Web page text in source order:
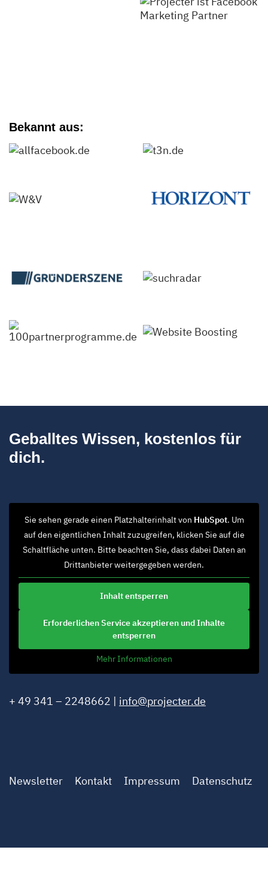
Bekannt aus:
Geballtes Wissen, kostenlos für
dich.
Sie sehen gerade einen Platzhalterinhalt von HubSpot. Um
auf den eigentlichen Inhalt zuzugreifen, klicken Sie auf die
Schaltfläche unten. Bitte beachten Sie, dass dabei Daten an
Drittanbieter weitergegeben werden.
Inhalt entsperren
Erforderlichen Service akzeptieren und Inhalte
entsperren
Mehr Informationen
+ 49 341 – 2248662 | info@projecter.de
Newsletter Kontakt Impressum Datenschutz